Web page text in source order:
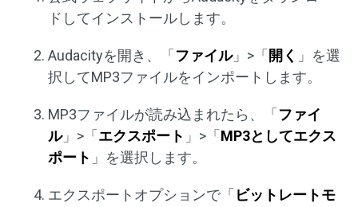
ドしてインストールします。
Audacityを開き、「 ファイル」>「 開く 」を選
択してMP3ファイルをインポートします。
MP3ファイルが読み込まれたら、「 ファイ
ル」>「 エクスポート 」>「 MP3としてエクス
ポート 」を選択します。
エクスポートオプションで「 ビットレートモ